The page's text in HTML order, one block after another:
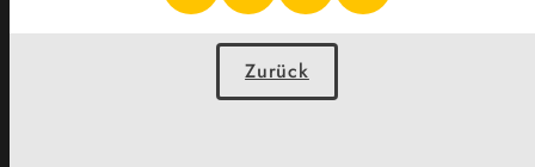
Zurück